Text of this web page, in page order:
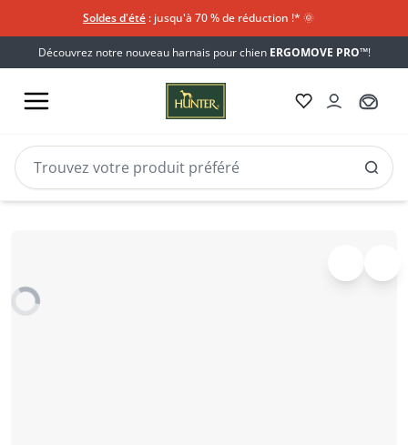
Soldes d'été : jusqu'à 70 % de réduction !*​ 🌞
Découvrez notre nouveau harnais pour chien ERGOMOVE PRO™!